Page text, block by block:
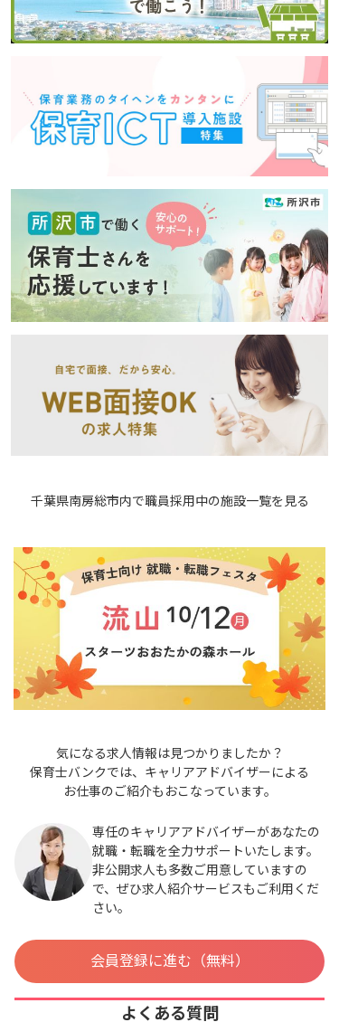
千葉県南房総市内で職員採用中の施設一覧を見る
気になる求人情報は見つかりましたか？
保育士バンクでは、キャリアアドバイザーによる
お仕事のご紹介もおこなっています。
専任のキャリアアドバイザーがあなたの
就職・転職を全力サポートいたします。
非公開求人も多数ご用意していますの
で、ぜひ求人紹介サービスもご利用くだ
さい。
会員登録に進む（無料）
よくある質問